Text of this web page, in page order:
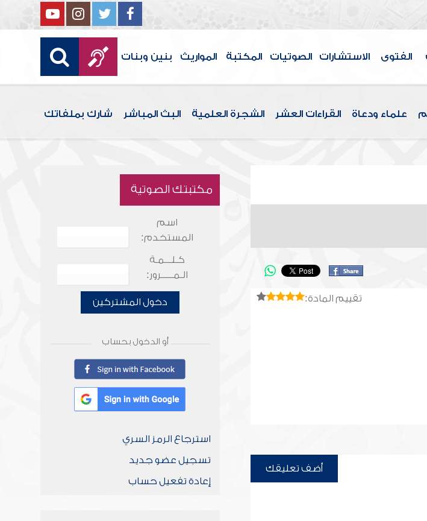
الفتوى الاستشارات الصوتيات المكتبة المواريث بنين وبنات
علماء ودعاة القراءات العشر الشجرة العلمية البث المباشر شارك بملفاتك
تقييم المادة:
أضف تعليقك
مكتبتك الصوتية
اسم
المستخدم:
كـلـــمـة
الـمـــــرور:
دخول المشتركين
أو الدخول بحساب
استرجاع الرمز السري
تسجيل عضو جديد
إعادة تفعيل حساب